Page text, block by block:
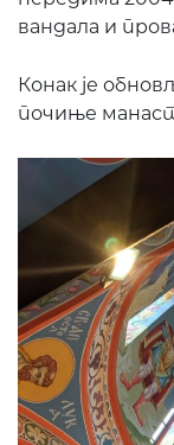
вандала и
Конак је
почиње